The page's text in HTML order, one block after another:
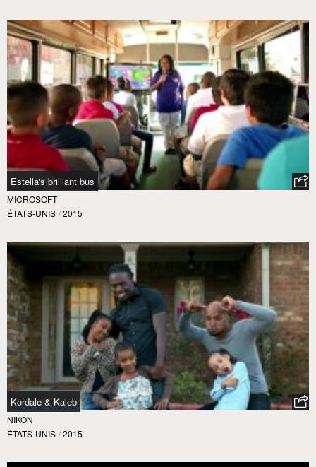
Estella's brilliant bus
MICROSOFT
ÉTATS-UNIS / 2015
Kordale & Kaleb
NIKON
ÉTATS-UNIS / 2015